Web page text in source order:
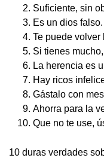
Suficiente, sin
Es un dios falso.
Te puede volver
Si tienes
La herencia es
Hay ricos
Gástalo con
Ahorra para la
Que no te use,
10 duras verdades